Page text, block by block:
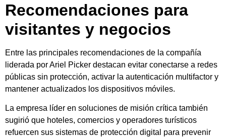
Recomendaciones para
visitantes y negocios
Entre las principales recomendaciones de la compañía
liderada por Ariel Picker destacan evitar conectarse a redes
públicas sin protección, activar la autenticación multifactor y
mantener actualizados los dispositivos móviles.
La empresa líder en soluciones de misión crítica también
sugirió que hoteles, comercios y operadores turísticos
refuercen sus sistemas de protección digital para prevenir